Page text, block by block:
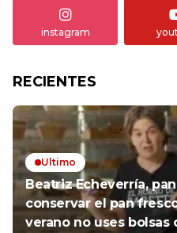
instagram
RECIENTES
Ultimo
Beatriz Echeverría,
conservar el pan
verano no uses